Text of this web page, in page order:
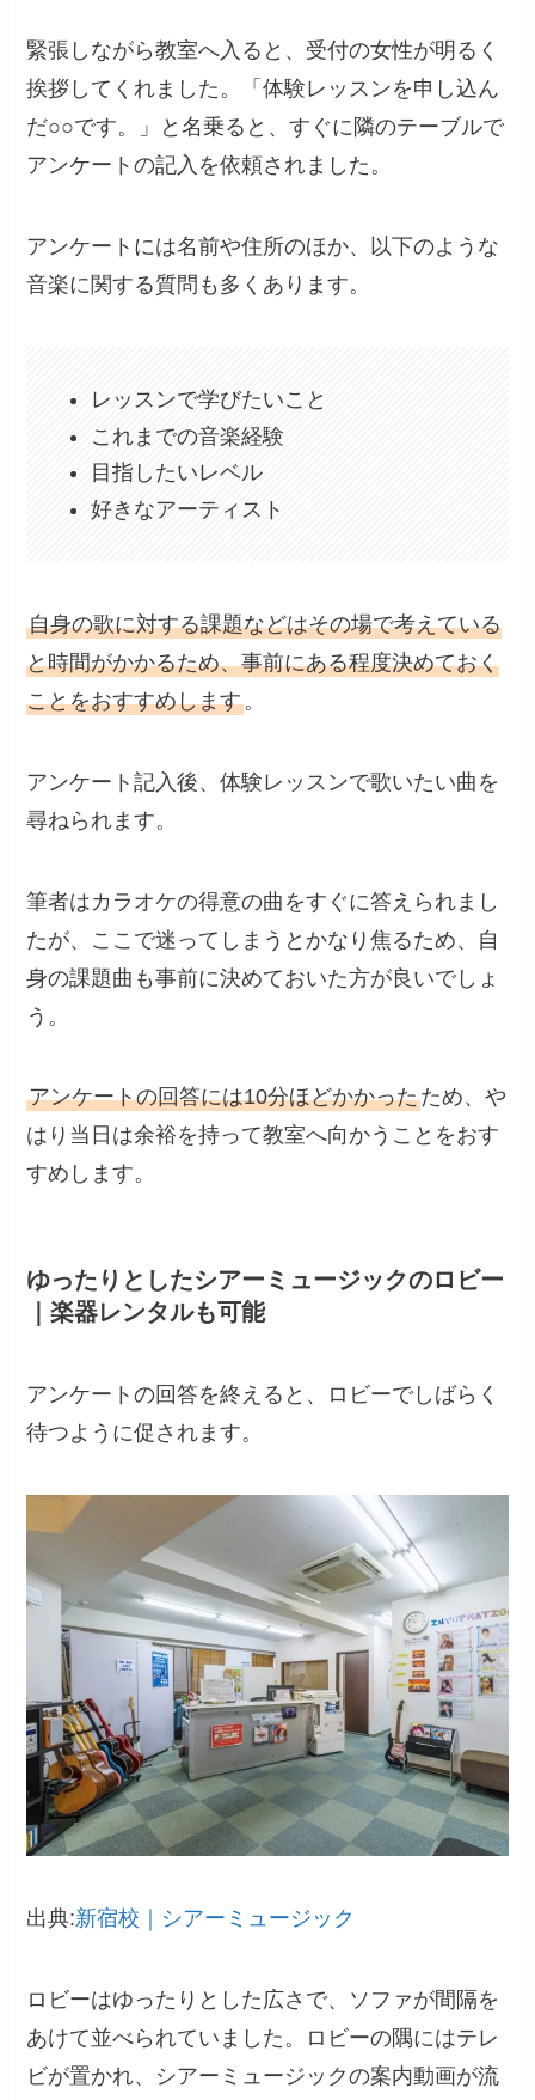
緊張しながら教室へ入ると、受付の女性が明るく
挨拶してくれました。「体験レッスンを申し込ん
だ○○です。」と名乗ると、すぐに隣のテーブルで
アンケートの記入を依頼されました。
アンケートには名前や住所のほか、以下のような
音楽に関する質問も多くあります。
レッスンで学びたいこと
これまでの音楽経験
目指したいレベル
好きなアーティスト
自身の歌に対する課題などはその場で考えている
と時間がかかるため、事前にある程度決めておく
ことをおすすめします。
アンケート記入後、体験レッスンで歌いたい曲を
尋ねられます。
筆者はカラオケの得意の曲をすぐに答えられまし
たが、ここで迷ってしまうとかなり焦るため、自
身の課題曲も事前に決めておいた方が良いでしょ
う。
アンケートの回答には10分ほどかかったため、や
はり当日は余裕を持って教室へ向かうことをおす
すめします。
ゆったりとしたシアーミュージックのロビー
｜楽器レンタルも可能
アンケートの回答を終えると、ロビーでしばらく
待つように促されます。
出典:新宿校｜シアーミュージック
ロビーはゆったりとした広さで、ソファが間隔を
あけて並べられていました。ロビーの隅にはテレ
ビが置かれ、シアーミュージックの案内動画が流